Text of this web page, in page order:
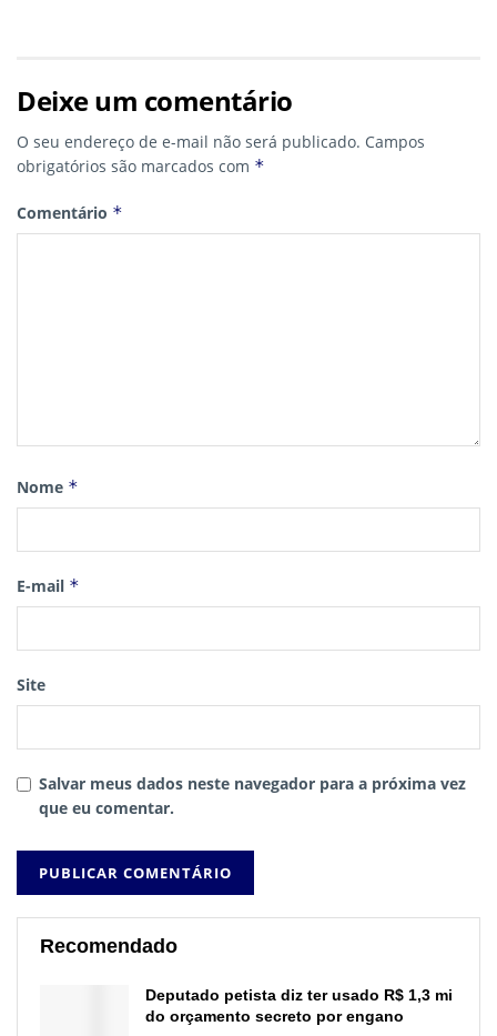
Deixe um comentário
O seu endereço de e-mail não será publicado. Campos
obrigatórios são marcados com *
Comentário *
Nome *
E-mail *
Site
Salvar meus dados neste navegador para a próxima vez
que eu comentar.
Recomendado
Deputado petista diz ter usado R$ 1,3 mi
do orçamento secreto por engano